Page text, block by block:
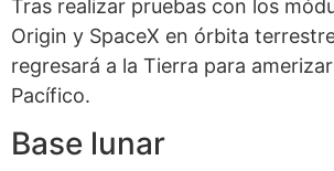
Tras realizar pruebas con los
Origin y SpaceX en órbita
regresará a la Tierra para
Pacífico.
Base lunar